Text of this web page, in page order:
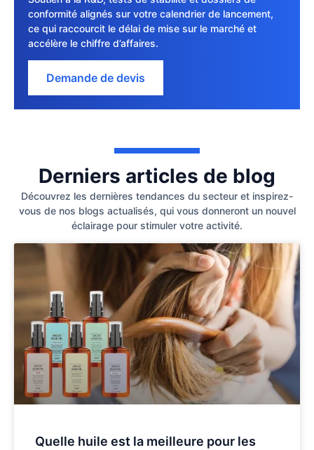
conformité alignés sur votre calendrier de lancement,
ce qui raccourcit le délai de mise sur le marché et
accélère le chiffre d’affaires.
Demande de devis
Derniers articles de blog
Découvrez les dernières tendances du secteur et inspirez-
vous de nos blogs actualisés, qui vous donneront un nouvel
éclairage pour stimuler votre activité.
Quelle huile est la meilleure pour les